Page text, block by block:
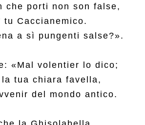
che porti non son false,
tu Caccianemico.
a sì pungenti salse?».
«Mal volentier lo dico;
tua chiara favella,
del mondo antico.